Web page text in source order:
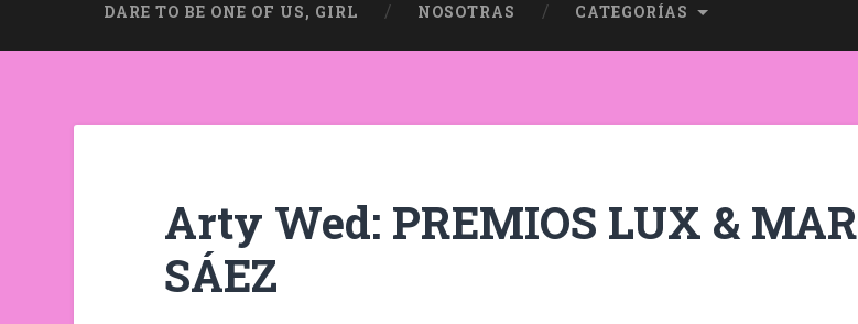
DARE TO BE ONE OF US, GIRL NOSOTRAS CATEGORÍAS
Arty Wed: PREMIOS LUX & MAR
SÁEZ